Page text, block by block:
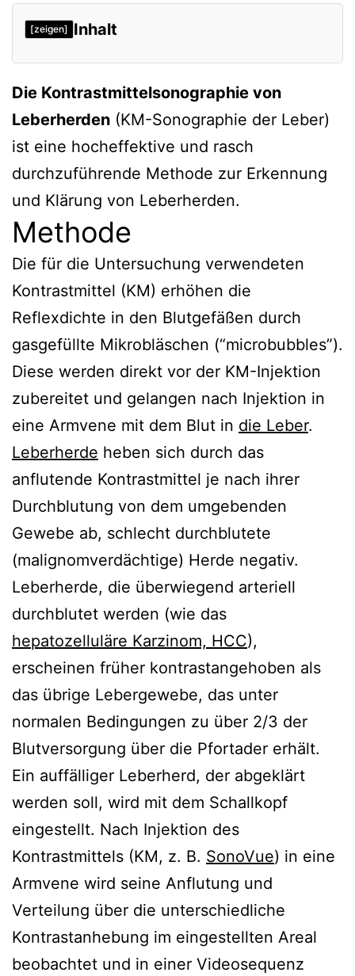
[zeigen] Inhalt
Die Kontrastmittelsonographie von
Leberherden (KM-Sonographie der Leber)
ist eine hocheffektive und rasch
durchzuführende Methode zur Erkennung
und Klärung von Leberherden.
Methode
Die für die Untersuchung verwendeten
Kontrastmittel (KM) erhöhen die
Reflexdichte in den Blutgefäßen durch
gasgefüllte Mikrobläschen (“microbubbles”).
Diese werden direkt vor der KM-Injektion
zubereitet und gelangen nach Injektion in
eine Armvene mit dem Blut in die Leber.
Leberherde heben sich durch das
anflutende Kontrastmittel je nach ihrer
Durchblutung von dem umgebenden
Gewebe ab, schlecht durchblutete
(malignomverdächtige) Herde negativ.
Leberherde, die überwiegend arteriell
durchblutet werden (wie das
hepatozelluläre Karzinom, HCC),
erscheinen früher kontrastangehoben als
das übrige Lebergewebe, das unter
normalen Bedingungen zu über 2/3 der
Blutversorgung über die Pfortader erhält.
Ein auffälliger Leberherd, der abgeklärt
werden soll, wird mit dem Schallkopf
eingestellt. Nach Injektion des
Kontrastmittels (KM, z. B. SonoVue) in eine
Armvene wird seine Anflutung und
Verteilung über die unterschiedliche
Kontrastanhebung im eingestellten Areal
beobachtet und in einer Videosequenz